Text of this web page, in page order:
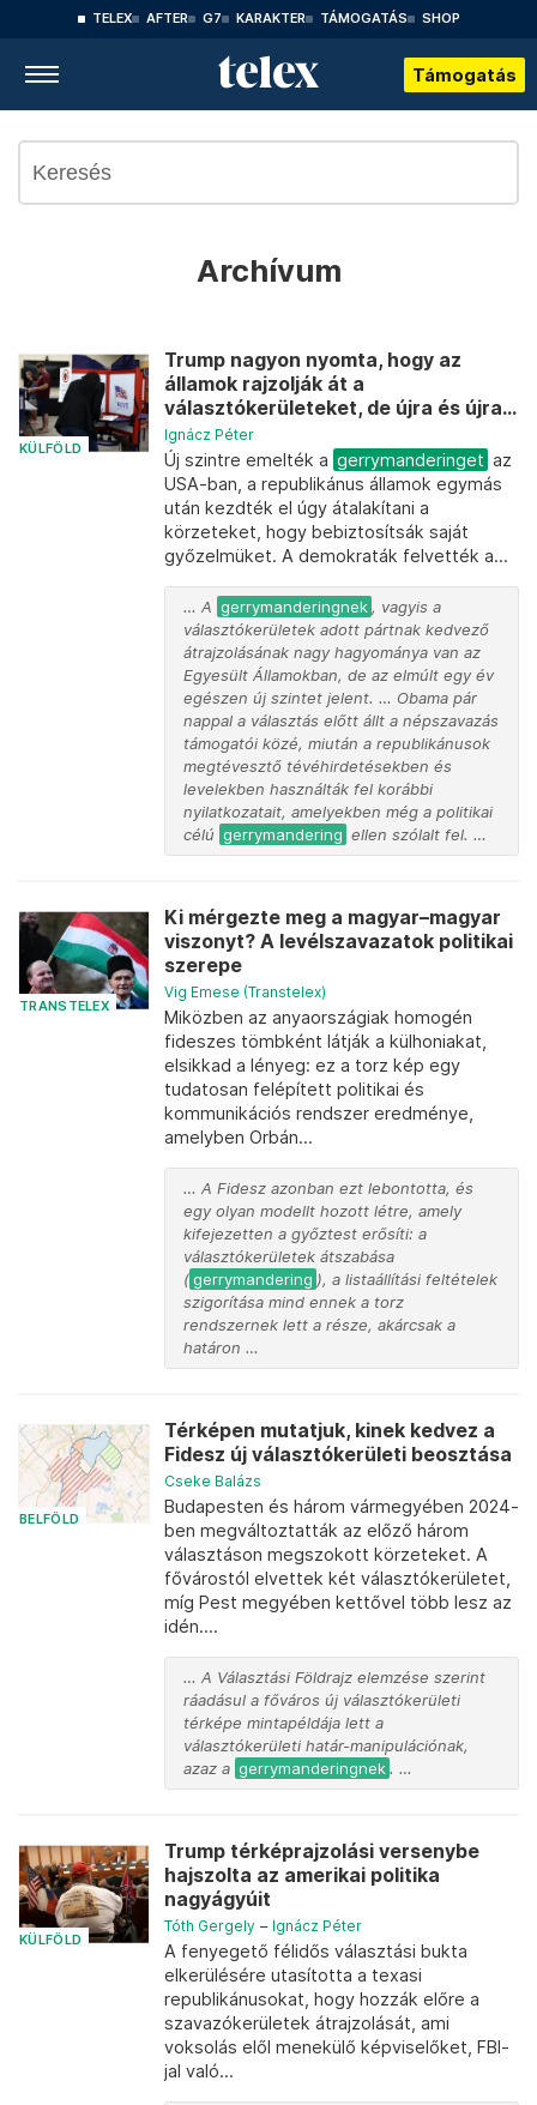
TELEX AFTER G7 KARAKTER TÁMOGATÁS SHOP
Támogatás
Archívum
KÜLFÖLD
Trump nagyon nyomta, hogy az
államok rajzolják át a
választókerületeket, de újra és újra...
Ignácz Péter
Új szintre emelték a gerrymanderinget az
USA-ban, a republikánus államok egymás
után kezdték el úgy átalakítani a
körzeteket, hogy bebiztosítsák saját
győzelmüket. A demokraták felvették a...
… A gerrymanderingnek , vagyis a
választókerületek adott pártnak kedvező
átrajzolásának nagy hagyománya van az
Egyesült Államokban, de az elmúlt egy év
egészen új szintet jelent. … Obama pár
nappal a választás előtt állt a népszavazás
támogatói közé, miután a republikánusok
megtévesztő tévéhirdetésekben és
levelekben használták fel korábbi
nyilatkozatait, amelyekben még a politikai
célú gerrymandering ellen szólalt fel. …
TRANSTELEX
Ki mérgezte meg a magyar–magyar
viszonyt? A levélszavazatok politikai
szerepe
Vig Emese (Transtelex)
Miközben az anyaországiak homogén
fideszes tömbként látják a külhoniakat,
elsikkad a lényeg: ez a torz kép egy
tudatosan felépített politikai és
kommunikációs rendszer eredménye,
amelyben Orbán...
… A Fidesz azonban ezt lebontotta, és
egy olyan modellt hozott létre, amely
kifejezetten a győztest erősíti: a
választókerületek átszabása
(gerrymandering ), a listaállítási feltételek
szigorítása mind ennek a torz
rendszernek lett a része, akárcsak a
határon …
BELFÖLD
Térképen mutatjuk, kinek kedvez a
Fidesz új választókerületi beosztása
Cseke Balázs
Budapesten és három vármegyében 2024-
ben megváltoztatták az előző három
választáson megszokott körzeteket. A
fővárostól elvettek két választókerületet,
míg Pest megyében kettővel több lesz az
idén....
… A Választási Földrajz elemzése szerint
ráadásul a főváros új választókerületi
térképe mintapéldája lett a
választókerületi határ-manipulációnak,
azaz a gerrymanderingnek. …
KÜLFÖLD
Trump térképrajzolási versenybe
hajszolta az amerikai politika
nagyágyúit
Tóth Gergely – Ignácz Péter
A fenyegető félidős választási bukta
elkerülésére utasította a texasi
republikánusokat, hogy hozzák előre a
szavazókerületek átrajzolását, ami
voksolás elől menekülő képviselőket, FBI-
jal való...